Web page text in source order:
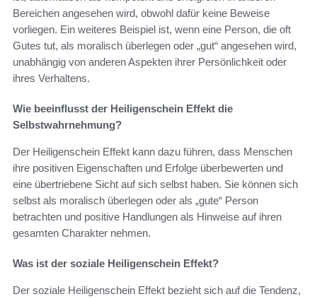
Bereichen angesehen wird, obwohl dafür keine Beweise
vorliegen. Ein weiteres Beispiel ist, wenn eine Person, die oft
Gutes tut, als moralisch überlegen oder „gut“ angesehen wird,
unabhängig von anderen Aspekten ihrer Persönlichkeit oder
ihres Verhaltens.
Wie beeinflusst der Heiligenschein Effekt die
Selbstwahrnehmung?
Der Heiligenschein Effekt kann dazu führen, dass Menschen
ihre positiven Eigenschaften und Erfolge überbewerten und
eine übertriebene Sicht auf sich selbst haben. Sie können sich
selbst als moralisch überlegen oder als „gute“ Person
betrachten und positive Handlungen als Hinweise auf ihren
gesamten Charakter nehmen.
Was ist der soziale Heiligenschein Effekt?
Der soziale Heiligenschein Effekt bezieht sich auf die Tendenz,